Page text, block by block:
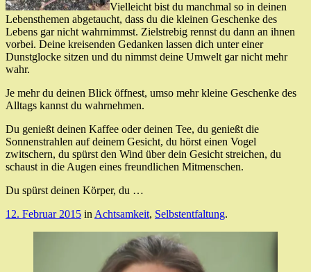
Vielleicht bist du manchmal so in deinen
Lebensthemen abgetaucht, dass du die kleinen Geschenke des
Lebens gar nicht wahrnimmst. Zielstrebig rennst du dann an ihnen
vorbei. Deine kreisenden Gedanken lassen dich unter einer
Dunstglocke sitzen und du nimmst deine Umwelt gar nicht mehr
wahr.
Je mehr du deinen Blick öffnest, umso mehr kleine Geschenke des
Alltags kannst du wahrnehmen.
Du genießt deinen Kaffee oder deinen Tee, du genießt die
Sonnenstrahlen auf deinem Gesicht, du hörst einen Vogel
zwitschern, du spürst den Wind über dein Gesicht streichen, du
schaust in die Augen eines freundlichen Mitmenschen.
Du spürst deinen Körper, du …
12. Februar 2015 inAchtsamkeit, Selbstentfaltung.